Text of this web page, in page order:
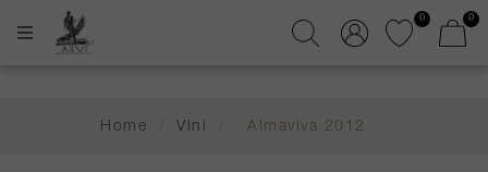
0 0
Home Vini Almaviva 2012